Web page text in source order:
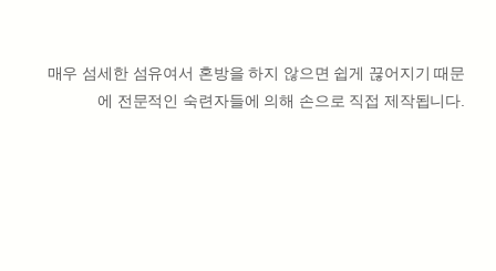
매우 섬세한 섬유여서 혼방을 하지 않으면 쉽게 끊어지기 때문
에 전문적인 숙련자들에 의해 손으로 직접 제작됩니다.